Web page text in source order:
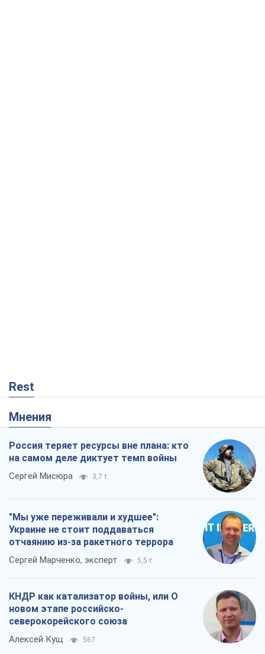
Rest
Мнения
Россия теряет ресурсы вне плана: кто
на самом деле диктует темп войны
Сергей Мисюра 3,7 т.
"Мы уже переживали и худшее":
Украине не стоит поддаваться
отчаянию из-за ракетного террора
Сергей Марченко, эксперт 5,5 т.
КНДР как катализатор войны, или О
новом этапе российско-
северокорейского союза
Алексей Кущ 567